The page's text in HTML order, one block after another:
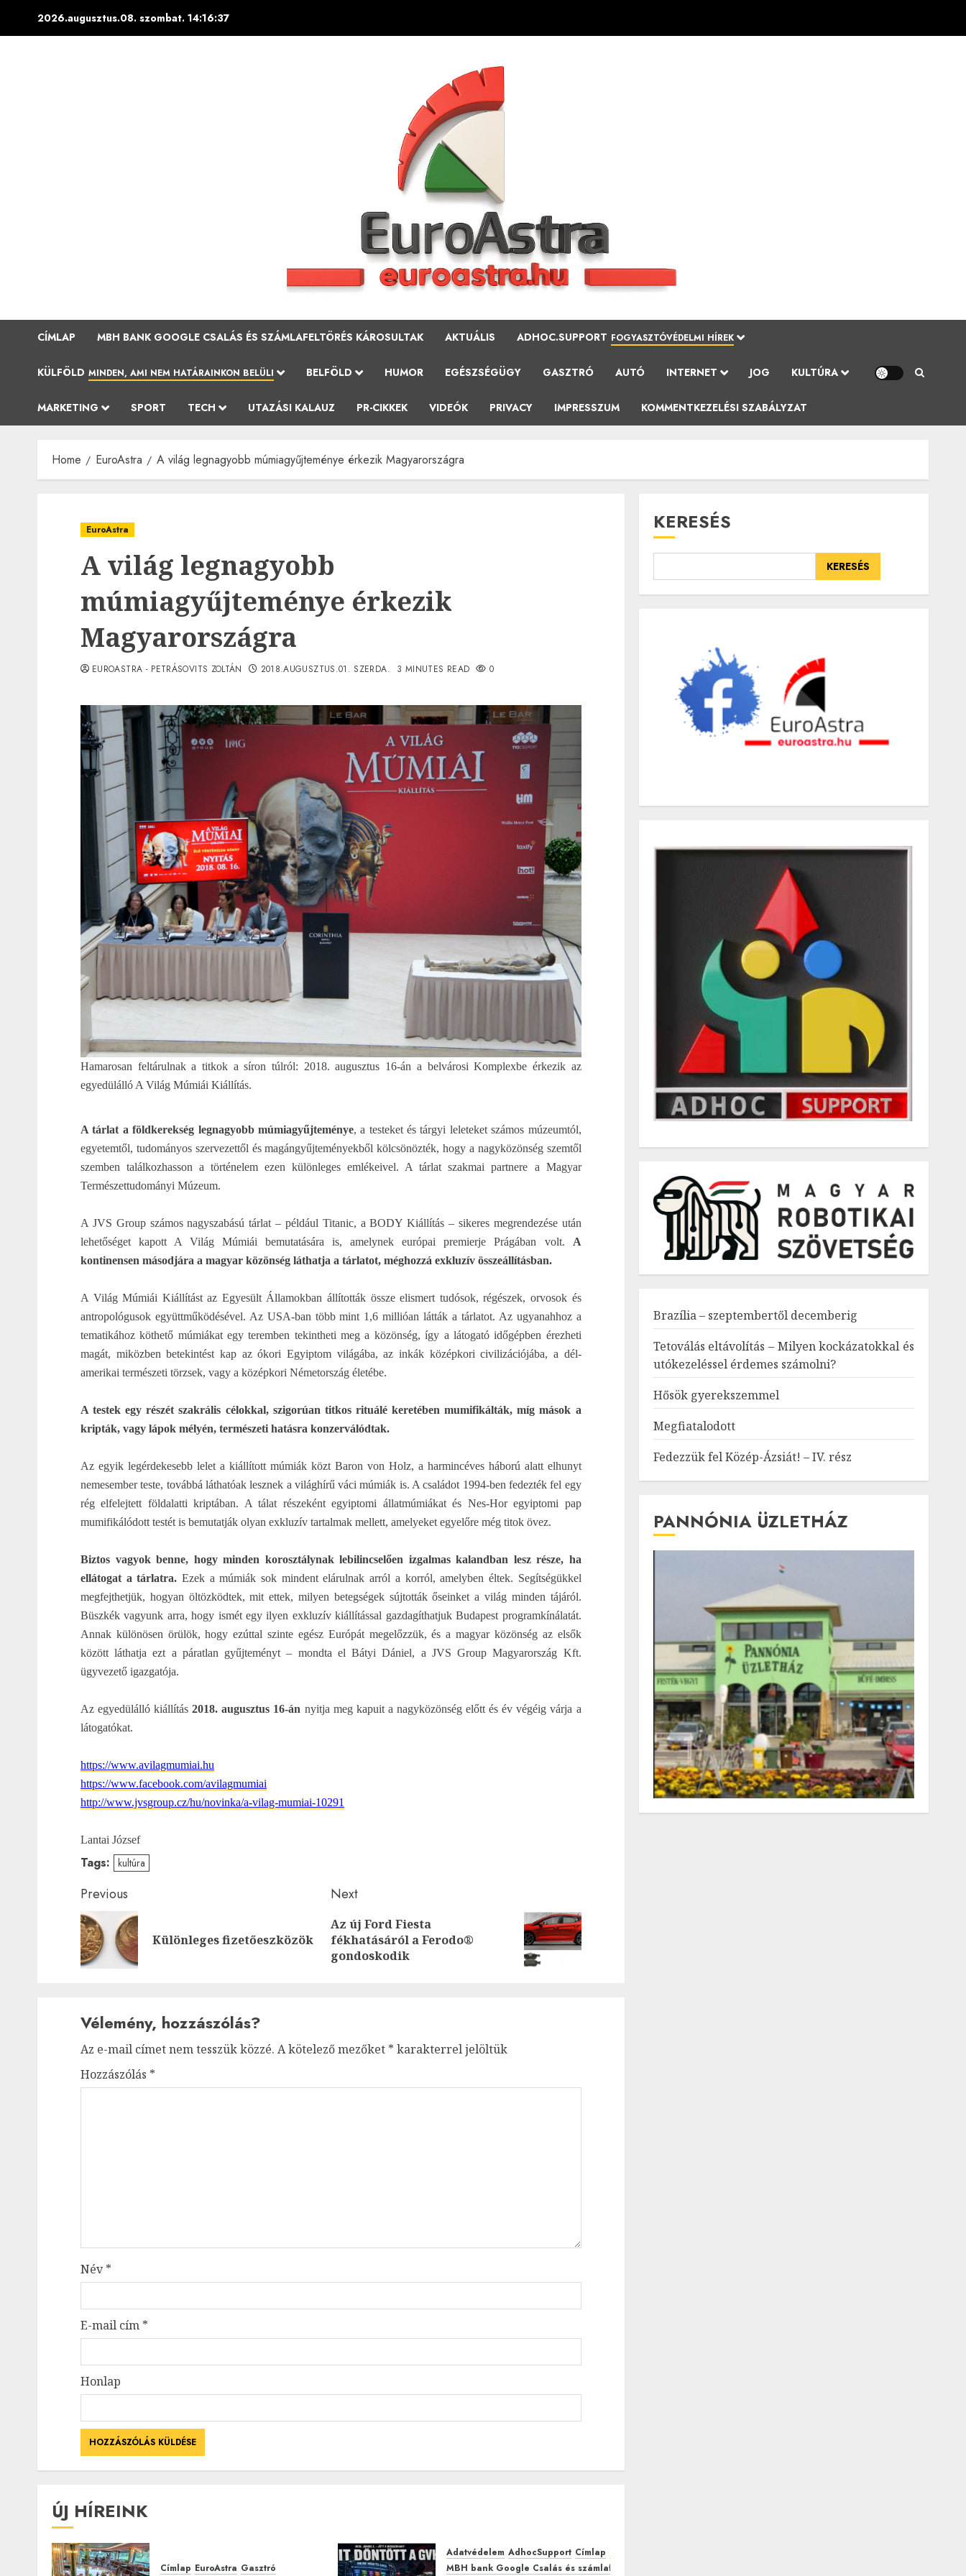
2026.augusztus.08. szombat. 14:16:38
CÍMLAP MBH BANK GOOGLE CSALÁS ÉS SZÁMLAFELTÖRÉS KÁROSULTAK AKTUÁLIS ADHOC.SUPPORT FOGYASZTÓVÉDELMI HÍREK
KÜLFÖLD MINDEN, AMI NEM HATÁRAINKON BELÜLI BELFÖLD HUMOR EGÉSZSÉGÜGY GASZTRÓ AUTÓ INTERNET JOG KULTÚRA
MARKETING SPORT TECH UTAZÁSI KALAUZ PR-CIKKEK VIDEÓK PRIVACY IMPRESSZUM KOMMENTKEZELÉSI SZABÁLYZAT
Home EuroAstra A világ legnagyobb múmiagyűjteménye érkezik Magyarországra
EuroAstra
A világ legnagyobb
múmiagyűjteménye érkezik
Magyarországra
EUROASTRA - PETRÁSOVITS ZOLTÁN 2018.AUGUSZTUS.01. SZERDA. 3 MINUTES READ 0
Hamarosan feltárulnak a titkok a síron túlról: 2018. augusztus 16-án a belvárosi Komplexbe érkezik az
egyedülálló A Világ Múmiái Kiállítás.
A tárlat a földkerekség legnagyobb múmiagyűjteménye, a testeket és tárgyi leleteket számos múzeumtól,
egyetemtől, tudományos szervezettől és magángyűjteményekből kölcsönözték, hogy a nagyközönség szemtől
szemben találkozhasson a történelem ezen különleges emlékeivel. A tárlat szakmai partnere a Magyar
Természettudományi Múzeum.
A JVS Group számos nagyszabású tárlat – például Titanic, a BODY Kiállítás – sikeres megrendezése után
lehetőséget kapott A Világ Múmiái bemutatására is, amelynek európai premierje Prágában volt. A
kontinensen másodjára a magyar közönség láthatja a tárlatot, méghozzá exkluzív összeállításban.
A Világ Múmiái Kiállítást az Egyesült Államokban állították össze elismert tudósok, régészek, orvosok és
antropológusok együttműködésével. Az USA-ban több mint 1,6 millióan látták a tárlatot. Az ugyanahhoz a
tematikához köthető múmiákat egy teremben tekintheti meg a közönség, így a látogató időgépben érezheti
magát, miközben betekintést kap az ókori Egyiptom világába, az inkák középkori civilizációjába, a dél-
amerikai természeti törzsek, vagy a középkori Németország életébe.
A testek egy részét szakrális célokkal, szigorúan titkos rituálé keretében mumifikálták, míg mások a
kripták, vagy lápok mélyén, természeti hatásra konzerválódtak.
Az egyik legérdekesebb lelet a kiállított múmiák közt Baron von Holz, a harmincéves háború alatt elhunyt
nemesember teste, továbbá láthatóak lesznek a világhírű váci múmiák is. A családot 1994-ben fedezték fel egy
rég elfelejtett földalatti kriptában. A tálat részeként egyiptomi állatmúmiákat és Nes-Hor egyiptomi pap
mumifikálódott testét is bemutatják olyan exkluzív tartalmak mellett, amelyeket egyelőre még titok övez.
Biztos vagyok benne, hogy minden korosztálynak lebilincselően izgalmas kalandban lesz része, ha
ellátogat a tárlatra. Ezek a múmiák sok mindent elárulnak arról a korról, amelyben éltek. Segítségükkel
megfejthetjük, hogyan öltözködtek, mit ettek, milyen betegségek sújtották őseinket a világ minden tájáról.
Büszkék vagyunk arra, hogy ismét egy ilyen exkluzív kiállítással gazdagíthatjuk Budapest programkínálatát.
Annak különösen örülök, hogy ezúttal szinte egész Európát megelőzzük, és a magyar közönség az elsők
között láthatja ezt a páratlan gyűjteményt – mondta el Bátyi Dániel, a JVS Group Magyarország Kft.
ügyvezető igazgatója.
Az egyedülálló kiállítás2018. augusztus 16-án nyitja meg kapuit a nagyközönség előtt és év végéig várja a
látogatókat.
https://www.avilagmumiai.hu
https://www.facebook.com/avilagmumiai
http://www.jvsgroup.cz/hu/novinka/a-vilag-mumiai-10291
Lantai József
Tags: kultúra
Post
navigation
Previous
Previous
post:
Különleges fizetőeszközök
Next
Next
post:
Az új Ford Fiesta
fékhatásáról a Ferodo®
gondoskodik
Vélemény, hozzászólás?
Az e-mail címet nem tesszük közzé. A kötelező mezőket * karakterrel jelöltük
Hozzászólás *
Név*
E-mail cím *
Honlap
ÚJ HÍREINK
Címlap EuroAstra Gasztró
Adatvédelem AdhocSupport Címlap
MBH bank Google Csalás és számlafeltörés károsultak
KERESÉS
KERESÉS
Brazília – szeptembertől decemberig
Tetoválás eltávolítás – Milyen kockázatokkal és
utókezeléssel érdemes számolni?
Hősök gyerekszemmel
Megfiatalodott
Fedezzük fel Közép-Ázsiát! – IV. rész
PANNÓNIA ÜZLETHÁZ